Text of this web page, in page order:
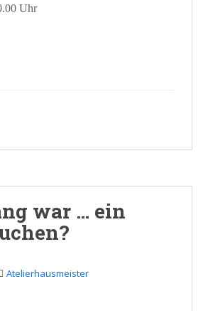
Uhr
war … ein
Atelierhausmeister